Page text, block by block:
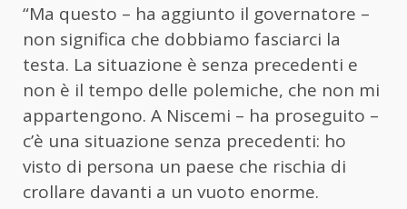
“Ma questo – ha aggiunto il governatore –
non significa che dobbiamo fasciarci la
testa. La situazione è senza precedenti e
non è il tempo delle polemiche, che non mi
appartengono. A Niscemi – ha proseguito –
c’è una situazione senza precedenti: ho
visto di persona un paese che rischia di
crollare davanti a un vuoto enorme.